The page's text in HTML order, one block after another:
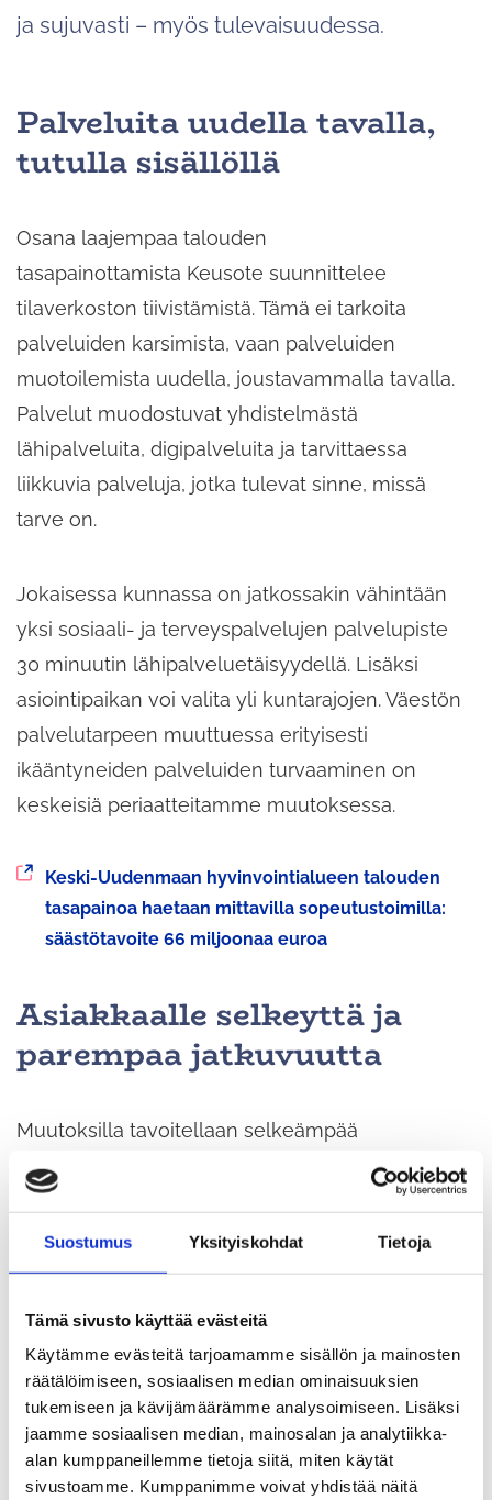
Suostumus Yksityiskohdat Tietoja
Tämä sivusto käyttää evästeitä
Käytämme evästeitä tarjoamamme sisällön ja mainosten
räätälöimiseen, sosiaalisen median ominaisuuksien
tukemiseen ja kävijämäärämme analysoimiseen. Lisäksi
jaamme sosiaalisen median, mainosalan ja analytiikka-
alan kumppaneillemme tietoja siitä, miten käytät
sivustoamme. Kumppanimme voivat yhdistää näitä
ja sujuvasti – myös tulevaisuudessa.
Palveluita uudella tavalla,
tutulla sisällöllä
Osana laajempaa talouden
tasapainottamista Keusote suunnittelee
tilaverkoston tiivistämistä. Tämä ei tarkoita
palveluiden karsimista, vaan palveluiden
muotoilemista uudella, joustavammalla tavalla.
Palvelut muodostuvat yhdistelmästä
lähipalveluita, digipalveluita ja tarvittaessa
liikkuvia palveluja, jotka tulevat sinne, missä
tarve on.
Jokaisessa kunnassa on jatkossakin vähintään
yksi sosiaali- ja terveyspalvelujen palvelupiste
30 minuutin lähipalveluetäisyydellä. Lisäksi
asiointipaikan voi valita yli kuntarajojen. Väestön
palvelutarpeen muuttuessa erityisesti
ikääntyneiden palveluiden turvaaminen on
keskeisiä periaatteitamme muutoksessa.
Siirryt
toiseen
palveluun
Keski-Uudenmaan hyvinvointialueen talouden
tasapainoa haetaan mittavilla sopeutustoimilla:
säästötavoite 66 miljoonaa euroa
Asiakkaalle selkeyttä ja
parempaa jatkuvuutta
Muutoksilla tavoitellaan selkeämpää
palvelutarjontaa ja parempaa palvelun laatua.
Kun palveluja keskitetään sote-keskuksiin,
asiakkaat hyötyvät laajemmasta osaamisesta ja
vahvemmasta moniammatillisesta tiimityöstä.
aukioloaikojen ansiosta. Vaikka joidenkin
palveluiden osalta asiointimatka voi hieman
kasvaa, on tämä välttämätön osa talouden
tasapainottamista.